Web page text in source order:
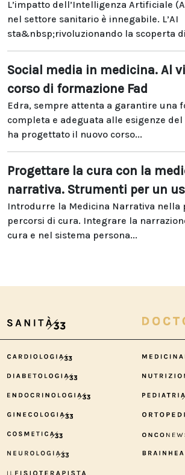
L’impatto dell’Intelligenza Artificiale
nel settore sanitario è innegabile. L’AI
sta&nbsp;rivoluzionando la scoperta
Social media in medicina. Al
corso di formazione Fad
Edra, sempre attenta a garantire una
completa e adeguata alle esigenze
ha progettato il nuovo corso...
Progettare la cura con la
narrativa. Strumenti per un
Introdurre la Medicina Narrativa nella
percorsi di cura. Integrare la
cura e nel sistema persona...